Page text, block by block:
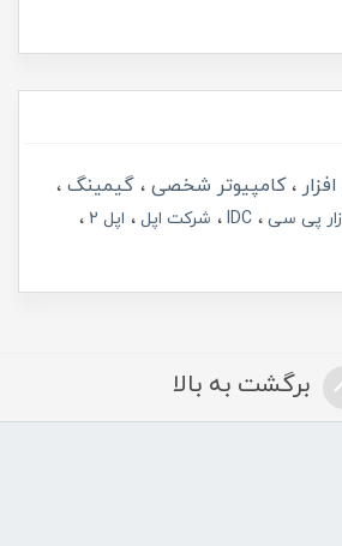
کامپیوتر شخصی
گیمینگ
پی سی IDC شرکت اپل
اپل 2
برگشت به بالا